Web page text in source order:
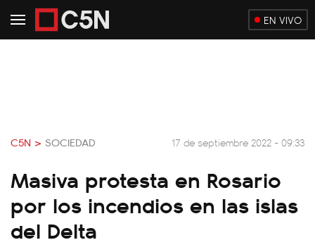
EN VIVO
C5N > SOCIEDAD 17 de septiembre 2022 - 09:33
Masiva protesta en Rosario
por los incendios en las islas
del Delta